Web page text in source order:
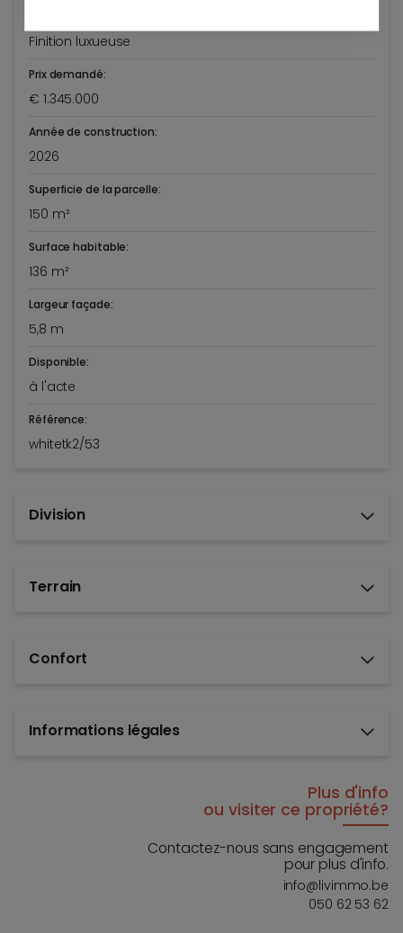
Finition luxueuse
Prix demandé:
€ 1.345.000
Année de construction:
2026
Superficie de la parcelle:
150 m²
Surface habitable:
136 m²
Largeur façade:
5,8 m
Disponible:
à l'acte
Référence:
whitetk2/53
Division
Terrain
Confort
Informations légales
Plus d'info
ou visiter ce propriété?
Contactez-nous sans engagement
pour plus d'info.
info@livimmo.be
050 62 53 62